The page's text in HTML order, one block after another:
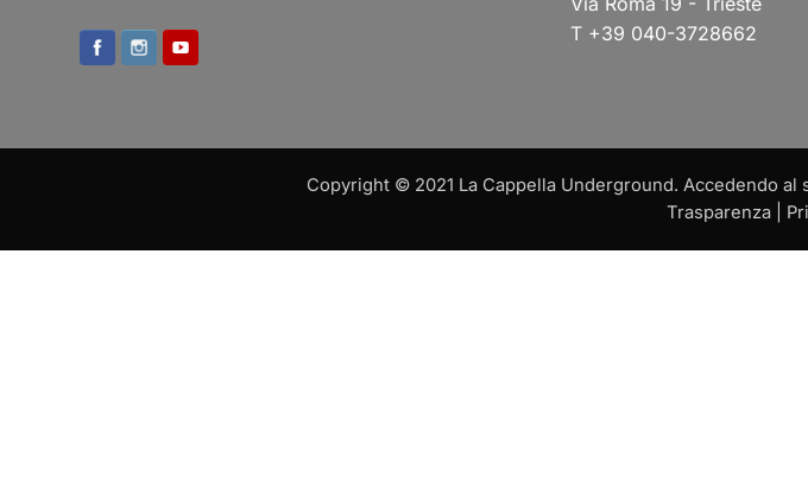
T +39 040-3728662
Copyright © 2021 La Cappella Underground. Accedendo
Trasparenza|